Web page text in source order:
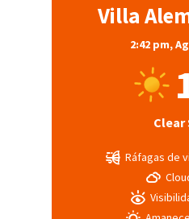
Villa
2:42 pm,
Clear
Ráfagas de